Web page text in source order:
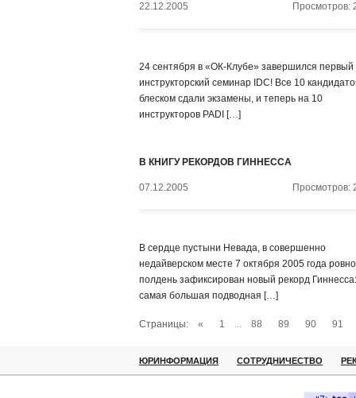
22.12.2005 Просмотров:
24 сентября в «ОК-Клубе» завершился первый
инструкторский семинар IDC! Все 10
блеском сдали экзамены, и теперь на 10
инструкторов PADI […]
В КНИГУ РЕКОРДОВ ГИННЕССА
07.12.2005 Просмотров:
В сердце пустыни Невада, в совершенно
недайверском месте 7 октября 2005 года
полдень зафиксирован новый рекорд Гиннесса:
самая большая подводная […]
Страницы: « 1 ... 88 89 90 91
ЮРИНФОРМАЦИЯ СОТРУДНИЧЕСТВО